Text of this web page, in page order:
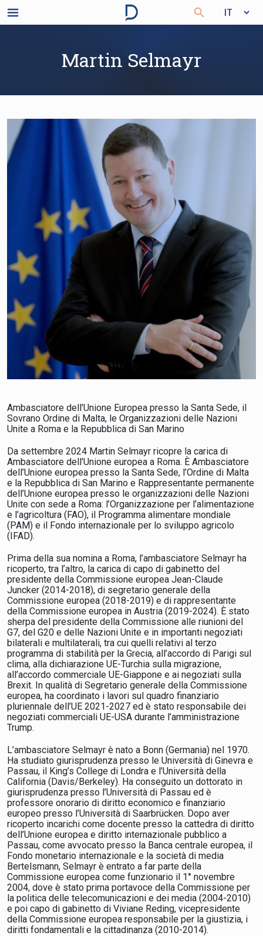
Martin Selmayr
Ambasciatore dell’Unione Europea presso la Santa Sede, il
Sovrano Ordine di Malta, le Organizzazioni delle Nazioni
Unite a Roma e la Repubblica di San Marino
Da settembre 2024 Martin Selmayr ricopre la carica di
Ambasciatore dell’Unione europea a Roma. È Ambasciatore
dell’Unione europea presso la Santa Sede, l’Ordine di Malta
e la Repubblica di San Marino e Rappresentante permanente
dell’Unione europea presso le organizzazioni delle Nazioni
Unite con sede a Roma: l’Organizzazione per l’alimentazione
e l’agricoltura (FAO), il Programma alimentare mondiale
(PAM) e il Fondo internazionale per lo sviluppo agricolo
(IFAD).
Prima della sua nomina a Roma, l’ambasciatore Selmayr ha
ricoperto, tra l’altro, la carica di capo di gabinetto del
presidente della Commissione europea Jean-Claude
Juncker (2014-2018), di segretario generale della
Commissione europea (2018-2019) e di rappresentante
della Commissione europea in Austria (2019-2024). È stato
sherpa del presidente della Commissione alle riunioni del
G7, del G20 e delle Nazioni Unite e in importanti negoziati
bilaterali e multilaterali, tra cui quelli relativi al terzo
programma di stabilità per la Grecia, all’accordo di Parigi sul
clima, alla dichiarazione UE-Turchia sulla migrazione,
all’accordo commerciale UE-Giappone e ai negoziati sulla
Brexit. In qualità di Segretario generale della Commissione
europea, ha coordinato i lavori sul quadro finanziario
pluriennale dell’UE 2021-2027 ed è stato responsabile dei
negoziati commerciali UE-USA durante l’amministrazione
Trump.
L’ambasciatore Selmayr è nato a Bonn (Germania) nel 1970.
Ha studiato giurisprudenza presso le Università di Ginevra e
Passau, il King’s College di Londra e l’Università della
California (Davis/Berkeley). Ha conseguito un dottorato in
giurisprudenza presso l’Università di Passau ed è
professore onorario di diritto economico e finanziario
europeo presso l’Università di Saarbrücken. Dopo aver
ricoperto incarichi come docente presso la cattedra di diritto
dell’Unione europea e diritto internazionale pubblico a
Passau, come avvocato presso la Banca centrale europea, il
Fondo monetario internazionale e la società di media
Bertelsmann, Selmayr è entrato a far parte della
Commissione europea come funzionario il 1° novembre
2004, dove è stato prima portavoce della Commissione per
la politica delle telecomunicazioni e dei media (2004-2010)
e poi capo di gabinetto di Viviane Reding, vicepresidente
della Commissione europea responsabile per la giustizia, i
diritti fondamentali e la cittadinanza (2010-2014).